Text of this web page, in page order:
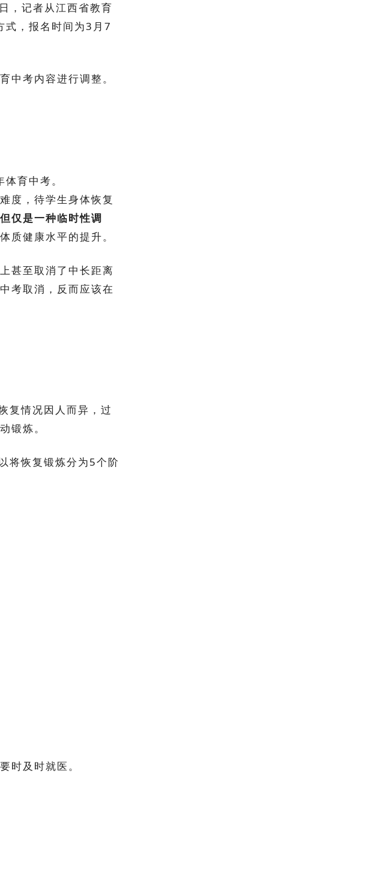
，记者从江西省教育
式，报名时间为3月7
中考内容进行调整。
育中考。
度，待学生身体恢复
仅是一种临时性调
质健康水平的提升。
甚至取消了中长距离
考取消，反而应该在
复情况因人而异，过
锻炼。
将恢复锻炼分为5个阶
时及时就医。